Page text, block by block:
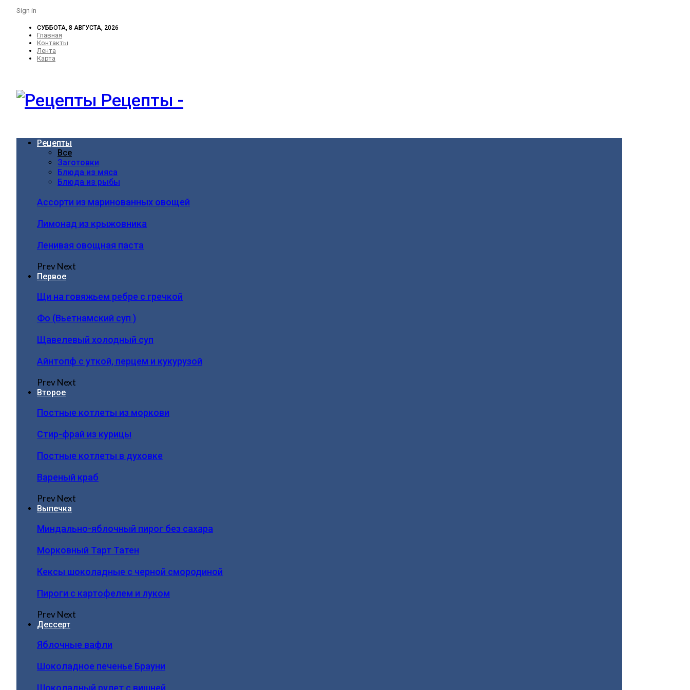
Sign in
СУББОТА, 8 АВГУСТА, 2026
Главная
Контакты
Лента
Карта
Рецепты -
Рецепты
Все
Заготовки
Блюда из мяса
Блюда из рыбы
Ассорти из маринованных овощей
Лимонад из крыжовника
Ленивая овощная паста
PrevNext
Первое
Щи на говяжьем ребре с гречкой
Фо (Вьетнамский суп )
Щавелевый холодный суп
Айнтопф с уткой, перцем и кукурузой
PrevNext
Второе
Постные котлеты из моркови
Стир-фрай из курицы
Постные котлеты в духовке
Вареный краб
PrevNext
Выпечка
Миндально-яблочный пирог без сахара
Морковный Тарт Татен
Кексы шоколадные с черной смородиной
Пироги c картофелем и луком
PrevNext
Дессерт
Яблочные вафли
Шоколадное печенье Брауни
Шоколадный рулет с вишней